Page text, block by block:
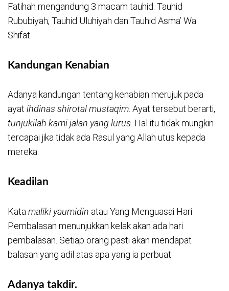
Fatihah mengandung 3 macam tauhid. Tauhid
Rububiyah, Tauhid Uluhiyah dan Tauhid Asma’ Wa
Shifat.
Kandungan Kenabian
Adanya kandungan tentang kenabian merujuk pada
ayat ihdinas shirotal mustaqim. Ayat tersebut berarti,
tunjukilah kami jalan yang lurus. Hal itu tidak mungkin
tercapai jika tidak ada Rasul yang Allah utus kepada
mereka.
Keadilan
Katamaliki yaumidin atau Yang Menguasai Hari
Pembalasan menunjukkan kelak akan ada hari
pembalasan. Setiap orang pasti akan mendapat
balasan yang adil atas apa yang ia perbuat.
Adanya takdir.